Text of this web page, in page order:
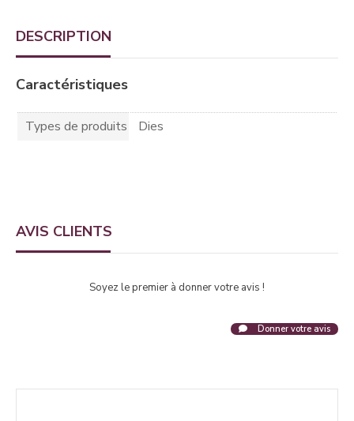
DESCRIPTION
Caractéristiques
Types de produits Dies
AVIS CLIENTS
Soyez le premier à donner votre avis !
Donner votre avis